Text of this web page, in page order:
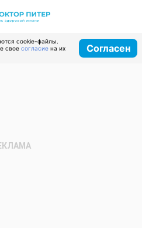
cookie-файлы.
свое согласие на их
Согласен